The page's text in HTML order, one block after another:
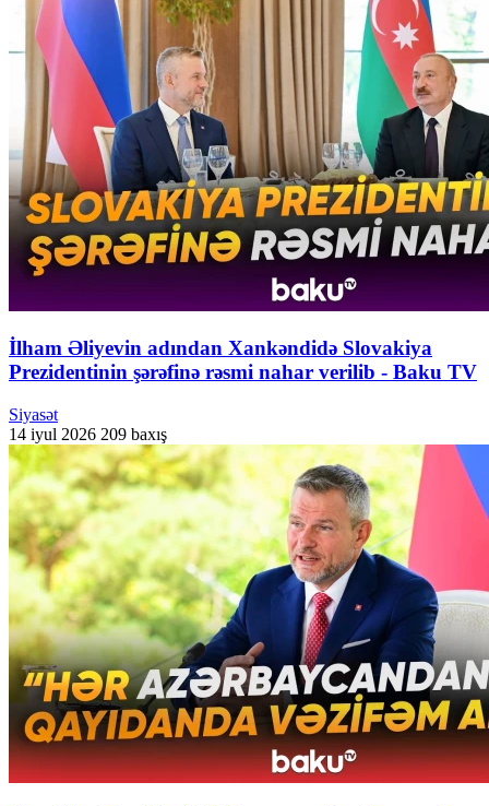
İlham Əliyevin adından Xankəndidə Slovakiya
Prezidentinin şərəfinə rəsmi nahar verilib - Baku TV
Siyasət
14 iyul 2026 209 baxış